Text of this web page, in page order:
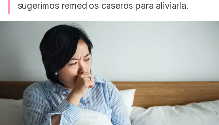
sugerimos remedios caseros para aliviarla.